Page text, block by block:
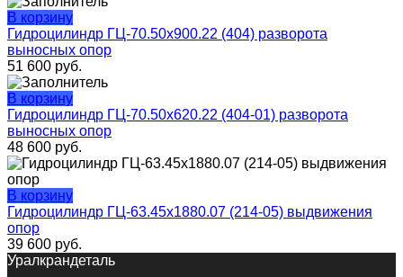
В корзину
Гидроцилиндр ГЦ-70.50х900.22 (404) разворота
выносных опор
51 600 руб.
В корзину
Гидроцилиндр ГЦ-70.50х620.22 (404-01) разворота
выносных опор
48 600 руб.
В корзину
Гидроцилиндр ГЦ-63.45х1880.07 (214-05) выдвижения
опор
39 600 руб.
Уралкрандеталь